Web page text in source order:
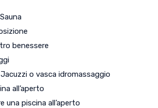
benessere
o vasca idromassaggio
all’aperto
una piscina all’aperto